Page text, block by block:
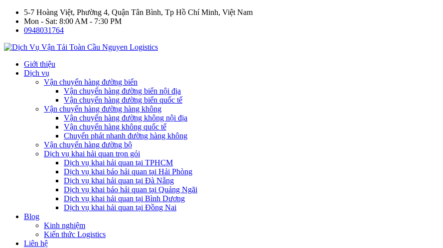
5-7 Hoàng Việt, Phường 4, Quận Tân Bình, Tp Hồ Chí Minh, Việt Nam
Mon - Sat: 8:00 AM - 7:30 PM
0948031764
Giới thiệu
Dịch vụ
Vận chuyển hàng đường biển
Vận chuyển hàng đường biển nội địa
Vận chuyển hàng đường biển quốc tế
Vận chuyển hàng đường hàng không
Vận chuyển hàng đường không nội địa
Vận chuyển hàng không quốc tế
Chuyển phát nhanh đường hàng không
Vận chuyển hàng đường bộ
Dịch vụ khai hải quan trọn gói
Dịch vụ khai hải quan tại TPHCM
Dịch vụ khai báo hải quan tại Hải Phòng
Dịch vụ khai hải quan tại Đà Nẵng
Dịch vụ khai báo hải quan tại Quảng Ngãi
Dịch vụ khai hải quan tại Bình Dương
Dịch vụ khai hải quan tại Đồng Nai
Blog
Kinh nghiệm
Kiến thức Logistics
Liên hệ